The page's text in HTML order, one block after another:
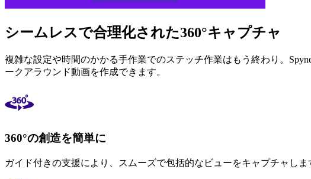
シームレスで合理化された360°キャプチャ
複雑な設定や時間のかかる手作業でのステッチ作業はもう終わり。
ークアラウンド動画を作成できます。
360°の創造を簡単に
ガイド付きの支援により、スムーズで包括的なビューをキャプチャしま